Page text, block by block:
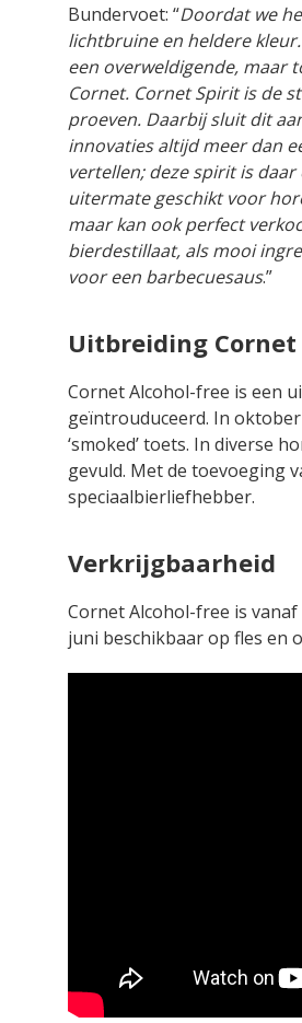
Bundervoet: “Doordat we
lichtbruine en heldere
een overweldigende, maar
Cornet. Cornet Spirit is de
proeven. Daarbij sluit dit
innovaties altijd meer dan
vertellen; deze spirit is
uitermate geschikt voor
maar kan ook perfect
bierdestillaat, als mooi
voor een barbecuesaus.”
Uitbreiding
Cornet Alcohol-free is een
geïntrouduceerd. In
‘smoked’ toets. In diverse
gevuld. Met de toevoeging
speciaalbierliefhebber.
Verkrijgbaarheid
Cornet Alcohol-free is
juni beschikbaar op fles en